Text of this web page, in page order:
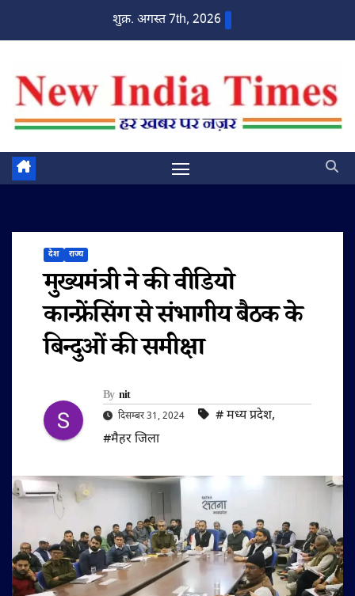
शुक्र. अगस्त 7th, 2026
देश राज्य
मुख्यमंत्री ने की वीडियो
कान्फ्रेंसिंग से संभागीय बैठक के
बिन्दुओं की समीक्षा
By nit
दिसम्बर 31, 2024 #‌ मध्य प्रदेश,
#मैहर जिला